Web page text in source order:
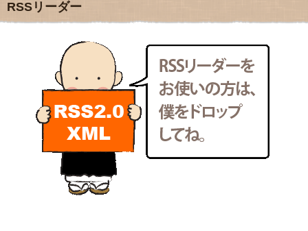
2011年10月(31)
2011年9月(24)
2011年7月(18)
2011年6月
2011年5月
(15)
2011年4月(17)
2011年3月(15)
2011年2月
2011年1月(22)
2010年12月(21)
2010年11月
2010年10月(13)
(16)
小豆島 圓満寺
新聞屋の道具箱
新聞社で使われる用語の解説など
makotoさんの御符内巡礼記
東京の巡礼記です
POLYHEDON
いろいろなことが書いてあるよ
bunchan
あちこち行って！
目白鍼灸院
日本人の繊細な体質にあわせた、やさしく気持ちよい鍼灸治療で
RSSリーダー